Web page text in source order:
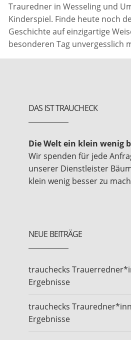
Trauredner in Wesseling und
Kinderspiel. Finde heute noch
Geschichte auf einzigartige
besonderen Tag unvergesslich
DAS IST TRAUCHECK
Die Welt ein klein wenig
Wir spenden für jede
unserer Dienstleister
klein wenig besser zu
NEUE BEITRÄGE
trauchecks
Ergebnisse
trauchecks
Ergebnisse